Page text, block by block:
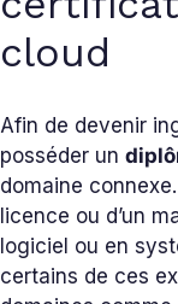
cloud
Afin de devenir
posséder un
domaine
licence ou d’un
logiciel ou en
certains de ces